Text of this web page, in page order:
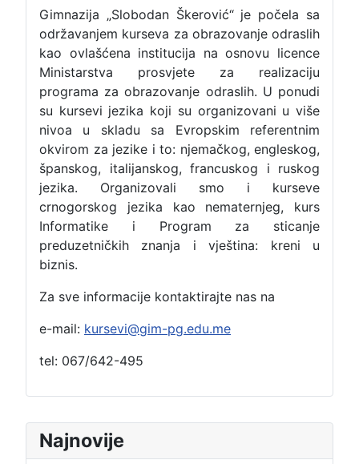
Najnovije
Gimnazija „Slobodan Škerović“ je počela sa
održavanjem kurseva za obrazovanje odraslih
kao ovlašćena institucija na osnovu licence
Ministarstva prosvjete za realizaciju
programa za obrazovanje odraslih. U ponudi
su kursevi jezika koji su organizovani u više
nivoa u skladu sa Evropskim referentnim
okvirom za jezike i to: njemačkog, engleskog,
španskog, italijanskog, francuskog i ruskog
jezika. Organizovali smo i kurseve
crnogorskog jezika kao nematernjeg, kurs
Informatike i Program za sticanje
preduzetničkih znanja i vještina: kreni u
biznis.
Za sve informacije kontaktirajte nas na
e-mail: kursevi@gim-pg.edu.me
tel: 067/642-495